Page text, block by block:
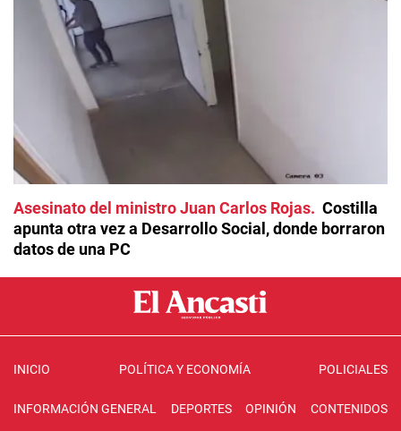
Asesinato del ministro Juan Carlos Rojas
Costilla
apunta otra vez a Desarrollo Social, donde borraron
datos de una PC
INICIO POLÍTICA Y ECONOMÍA POLICIALES
INFORMACIÓN GENERAL DEPORTES OPINIÓN CONTENIDOS